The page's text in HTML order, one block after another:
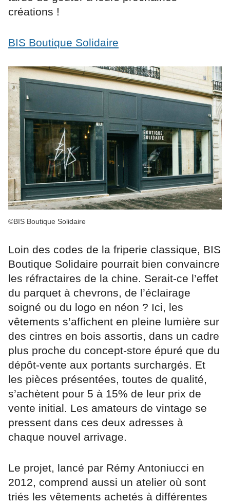
créations !
BIS Boutique Solidaire
©BIS Boutique Solidaire
Loin des codes de la friperie classique, BIS
Boutique Solidaire pourrait bien convaincre
les réfractaires de la chine. Serait-ce l’effet
du parquet à chevrons, de l’éclairage
soigné ou du logo en néon ? Ici, les
vêtements s’affichent en pleine lumière sur
des cintres en bois assortis, dans un cadre
plus proche du concept-store épuré que du
dépôt-vente aux portants surchargés. Et
les pièces présentées, toutes de qualité,
s’achètent pour 5 à 15% de leur prix de
vente initial. Les amateurs de vintage se
pressent dans ces deux adresses à
chaque nouvel arrivage.
Le projet, lancé par Rémy Antoniucci en
2012, comprend aussi un atelier où sont
triés les vêtements achetés à différentes